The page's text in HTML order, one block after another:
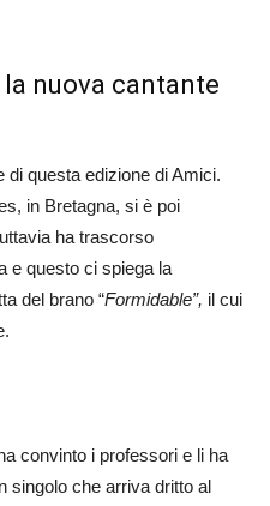
nuova cantante
di questa edizione di Amici.
in Bretagna, si è poi
ha trascorso
e questo ci spiega la
del brano “Formidable”, il cui
convinto i professori e li ha
singolo che arriva dritto al